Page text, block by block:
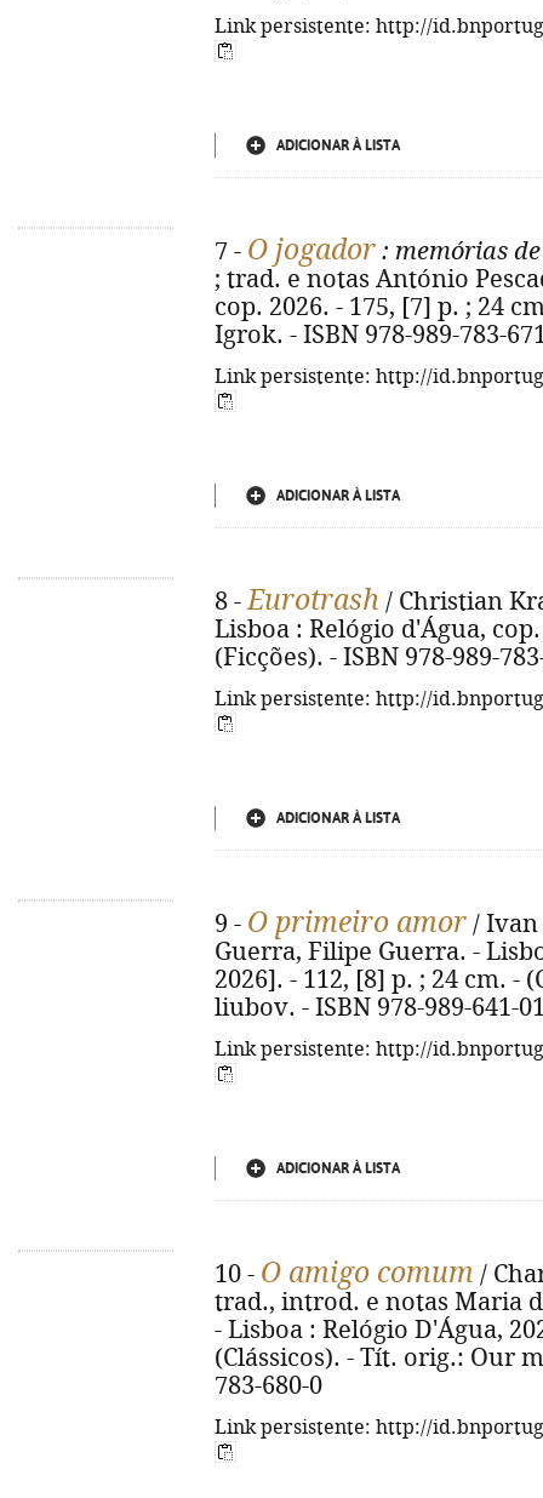
Link persistente: http://
ADICIONAR À LISTA
7 - O jogador : memórias
; trad. e notas António
cop. 2026. - 175, [7] p. ; 24
Igrok. - ISBN 978-989-783-
Link persistente: http://
ADICIONAR À LISTA
8 -Eurotrash / Christian
Lisboa : Relógio d'Água,
(Ficções). - ISBN 978-989-
Link persistente: http://
ADICIONAR À LISTA
9 - O primeiro amor / Ivan
Guerra, Filipe Guerra. -
2026]. - 112, [8] p. ; 24 cm. -
liubov. - ISBN 978-989-641-
Link persistente: http://
ADICIONAR À LISTA
10 - O amigo comum /
trad., introd. e notas Maria
- Lisboa : Relógio D'Água,
(Clássicos). - Tít. orig.: Our
783-680-0
Link persistente: http://